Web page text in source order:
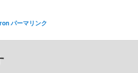
パーマリンク